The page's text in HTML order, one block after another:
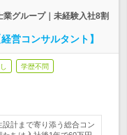
グループ｜未経験入社8割
営コンサルタント】
学歴不問
計まで寄り添う総合コン